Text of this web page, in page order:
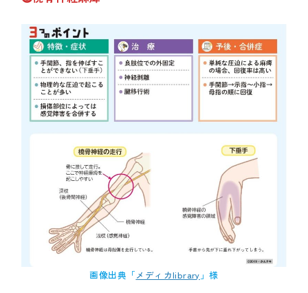
画像出典「メディカlibrary 」様